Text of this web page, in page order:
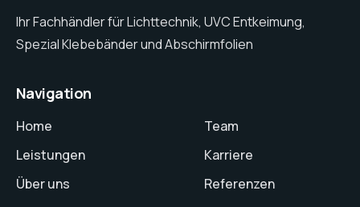
Ihr Fachhändler für Lichttechnik, UVC Entkeimung,
Spezial Klebebänder und Abschirmfolien
Navigation
Home
Leistungen
Über uns
Team
Karriere
Referenzen